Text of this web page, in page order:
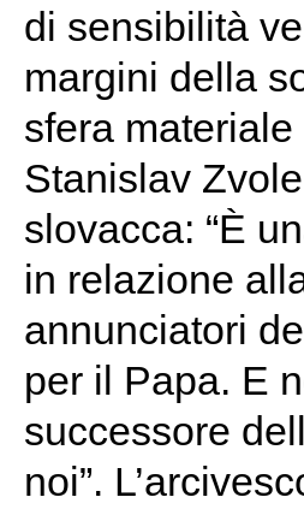
di sensibilità
margini della
sfera
Stanislav
slovacca: “È
in relazione
annunciatori
per il Papa. E
successore
noi”.